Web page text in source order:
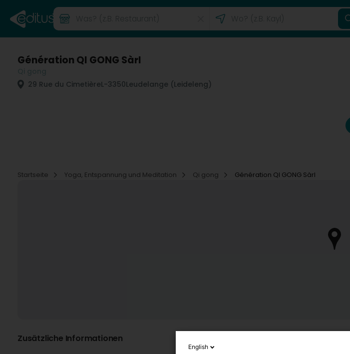
Génération QI GONG Sàrl
29 Rue du CimetièreL-3350Leudelange (Leideleng)
Startseite
Yoga, Entspannung und Meditation Qi gong Génération QI GONG Sàrl
Zusätzliche Informationen
English